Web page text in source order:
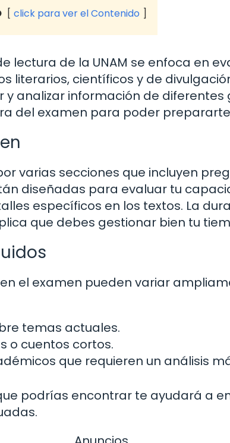
click para ver el Contenido
lectura de la UNAM se enfoca en
literarios, científicos y de
analizar información de diferentes
del examen para poder
varias secciones que incluyen
diseñadas para evaluar tu
específicos en los textos. La
que debes gestionar bien tu
el examen pueden variar
temas actuales.
o cuentos cortos.
que requieren un análisis
podrías encontrar te ayudará a